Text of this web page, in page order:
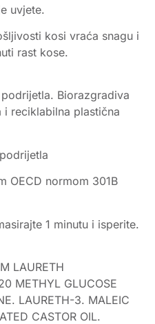
uvjete.
kosi vraća snagu i
rast kose.
Biorazgradiva
reciklabilna plastična
OECD normom 301B
1 minutu i isperite.
LAURETH
METHYL GLUCOSE
LAURETH-3. MALEIC
CASTOR OIL.